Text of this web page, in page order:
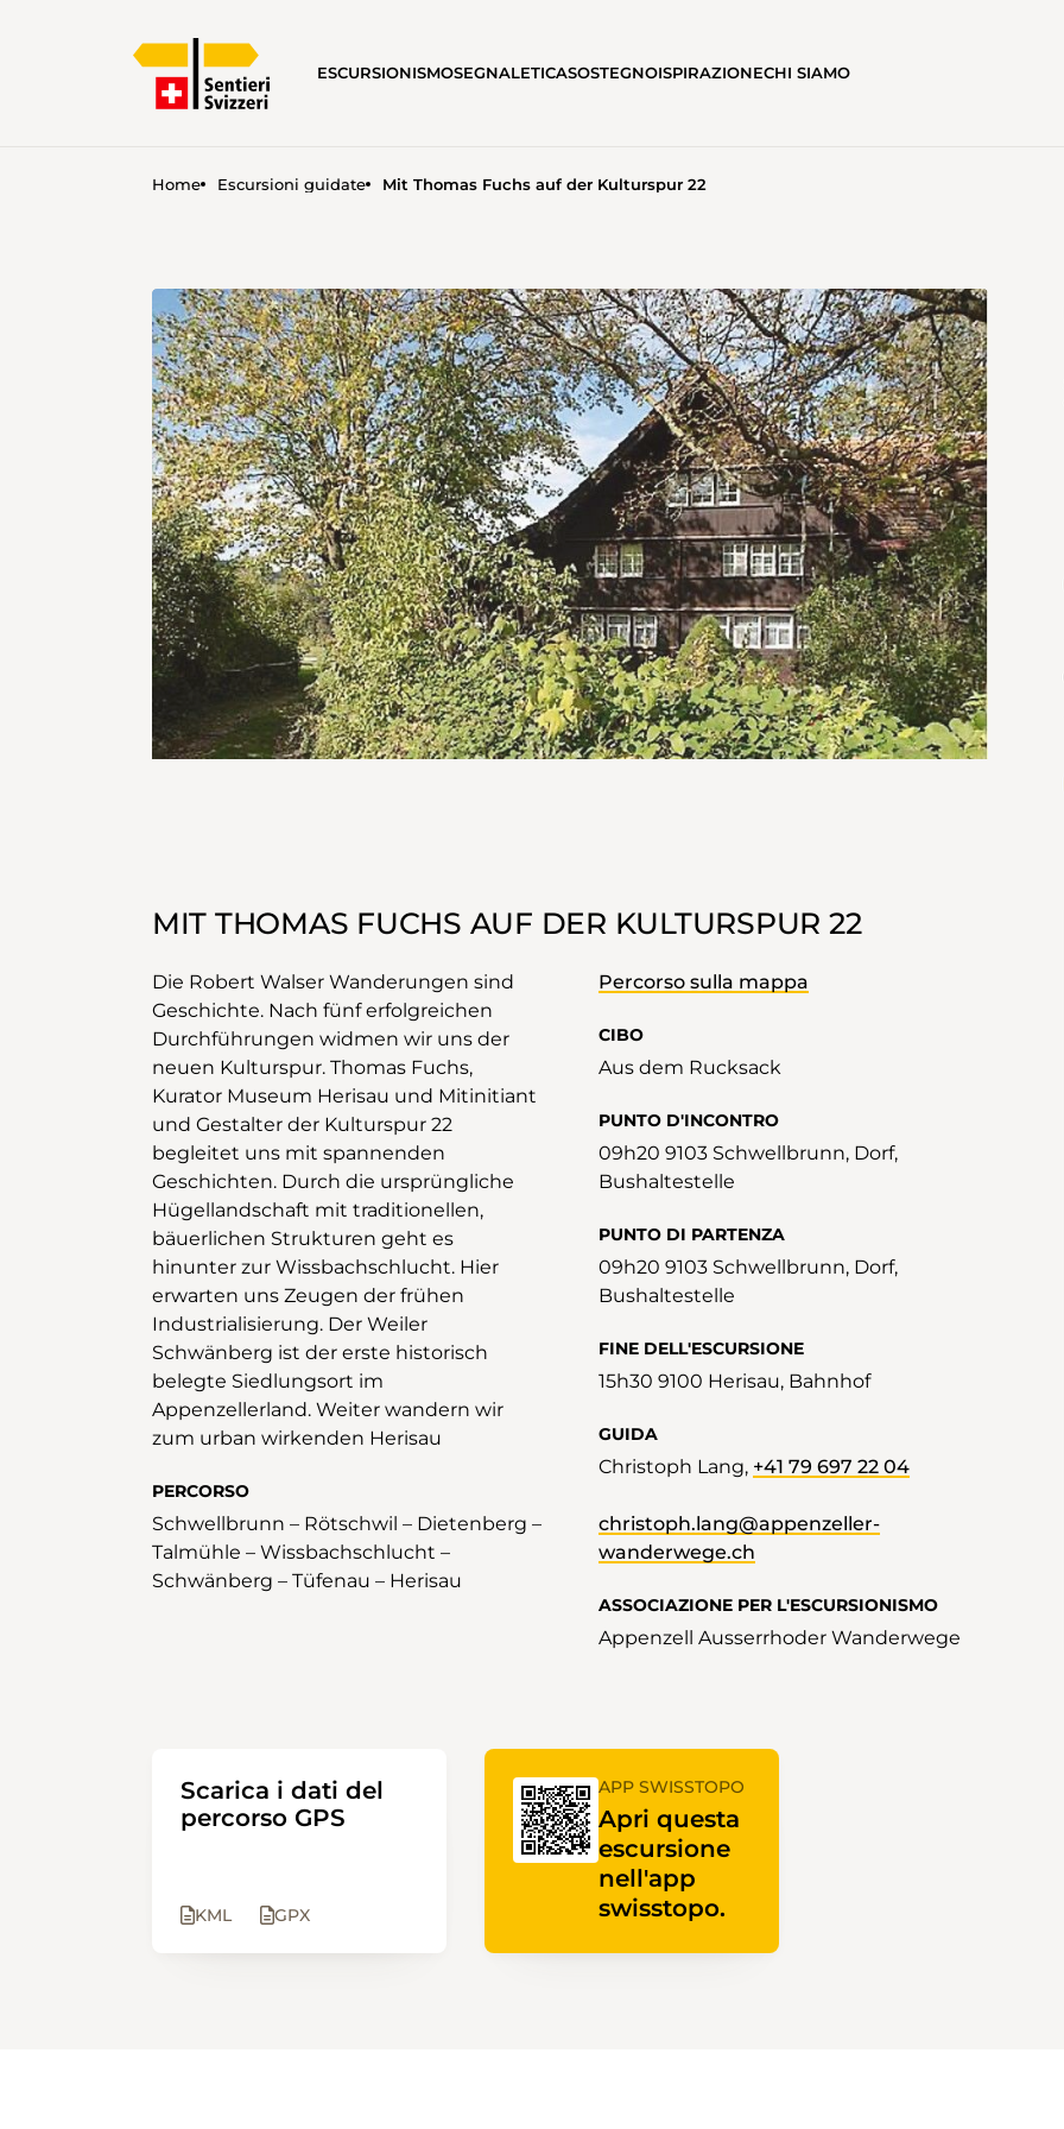
ESCURSIONISMOSEGNALETICASOSTEGNOISPIRAZIONECHI SIAMO
Home Escursioni guidate Mit Thomas Fuchs auf der Kulturspur 22
MIT THOMAS FUCHS AUF DER KULTURSPUR 22
Die Robert Walser Wanderungen sind
Geschichte. Nach fünf erfolgreichen
Durchführungen widmen wir uns der
neuen Kulturspur. Thomas Fuchs,
Kurator Museum Herisau und Mitinitiant
und Gestalter der Kulturspur 22
begleitet uns mit spannenden
Geschichten. Durch die ursprüngliche
Hügellandschaft mit traditionellen,
bäuerlichen Strukturen geht es
hinunter zur Wissbachschlucht. Hier
erwarten uns Zeugen der frühen
Industrialisierung. Der Weiler
Schwänberg ist der erste historisch
belegte Siedlungsort im
Appenzellerland. Weiter wandern wir
zum urban wirkenden Herisau
PERCORSO
Schwellbrunn – Rötschwil – Dietenberg –
Talmühle – Wissbachschlucht –
Schwänberg – Tüfenau – Herisau
Percorso sulla mappa
CIBO
Aus dem Rucksack
PUNTO D'INCONTRO
09h20 9103 Schwellbrunn, Dorf,
Bushaltestelle
PUNTO DI PARTENZA
09h20 9103 Schwellbrunn, Dorf,
Bushaltestelle
FINE DELL'ESCURSIONE
15h30 9100 Herisau, Bahnhof
GUIDA
Christoph Lang, +41 79 697 22 04
christoph.lang@appenzeller-
wanderwege.ch
ASSOCIAZIONE PER L'ESCURSIONISMO
Appenzell Ausserrhoder Wanderwege
Scarica i dati del
percorso GPS
KML GPX
APP SWISSTOPO
Apri questa
escursione
nell'app
swisstopo.